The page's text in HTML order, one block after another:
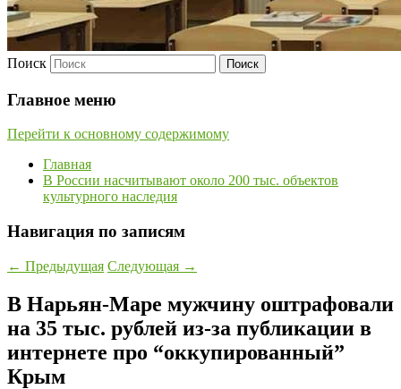
Поиск
Главное меню
Перейти к основному содержимому
Главная
В России насчитывают около 200 тыс. объектов
культурного наследия
Навигация по записям
← Предыдущая Следующая →
В Нарьян-Маре мужчину оштрафовали
на 35 тыс. рублей из-за публикации в
интернете про “оккупированный”
Крым